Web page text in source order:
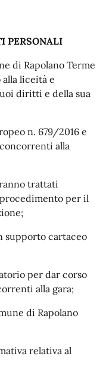
PERSONALI
di Rapolano Terme
liceità e
diritti e della sua
n. 679/2016 e
alla
trattati
per il
supporto cartaceo
per dar corso
alla gara;
di Rapolano
relativa al